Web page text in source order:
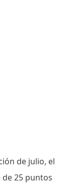
de julio, el
25 puntos